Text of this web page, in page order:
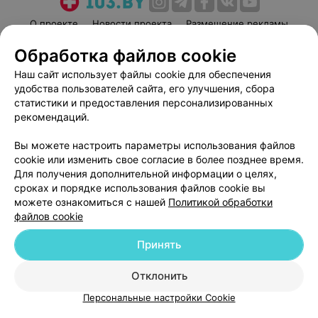
О проекте Новости проекта
Размещение рекламы
Пользовательское соглашение
Способы оплаты
Вакансии
Партнеры
Написать руководителю 103.by
Персональные настройки cookie
Обработка персональных данных
© 2026 ООО «Артокс Лаб», УНП 191700409| 220012, Республика Беларусь,
г. Минск, улица Толбухина, 2, пом. 16 | help@103.by
Служба поддержки +375 291212755
Обработка файлов cookie
Наш сайт использует файлы cookie для обеспечения
удобства пользователей сайта, его улучшения, сбора
статистики и предоставления персонализированных
рекомендаций.
Вы можете настроить параметры использования файлов
cookie или изменить свое согласие в более позднее время.
Для получения дополнительной информации о целях,
сроках и порядке использования файлов cookie вы
можете ознакомиться с нашей Политикой обработки
файлов cookie
Отклонить
Принять
Персональные настройки Cookie